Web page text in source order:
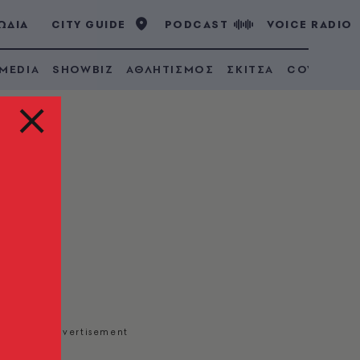
CITY GUIDE PODCAST VOICE RADIO
SHOWBIZ ΑΘΛΗΤΙΣΜΟΣ ΣΚΙΤΣΑ COVID 19